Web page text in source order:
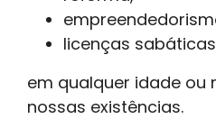
licenças
em qualquer idade ou
nossas existências.